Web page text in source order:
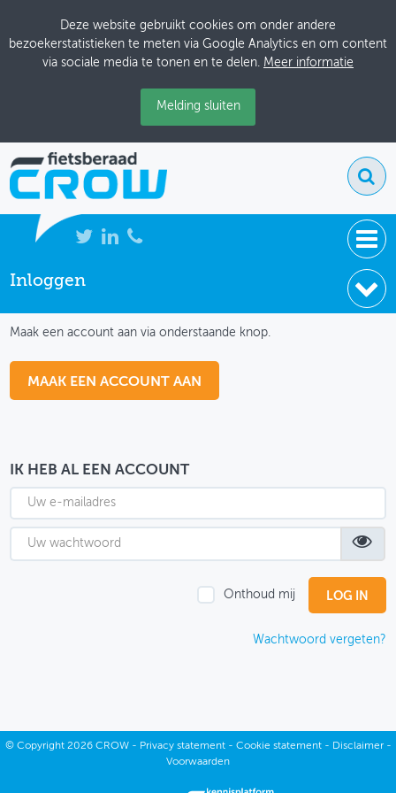
Deze website gebruikt cookies om onder andere
bezoekerstatistieken te meten via Google Analytics en om content
via sociale media te tonen en te delen. Meer informatie
Melding sluiten
NIEUWS
THEMASITES
MIJN PROFIEL
GEBRUIKER
Inloggen
Maak een account aan via onderstaande knop.
MAAK EEN ACCOUNT AAN
IK HEB AL EEN ACCOUNT
Onthoud mij
Wachtwoord vergeten?
© Copyright2026 CROW - Privacy statement- Cookie statement- Disclaimer-
Voorwaarden